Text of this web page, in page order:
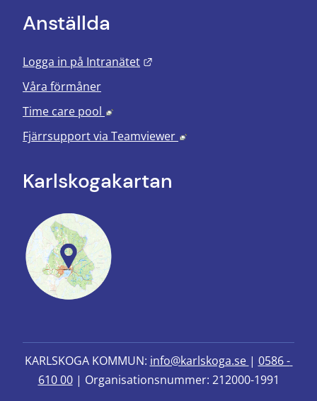
Anställda
Logga in på Intranätet
Våra förmåner
Time care pool
Länk till annan webbplats, öppnas i
Fjärrsupport via Teamviewer Länk till annan
Karlskoga­kartan
KARLSKOGA KOMMUN: info@karlskoga.se | 0586 -
610 00 | Organisationsnummer: 212000-1991